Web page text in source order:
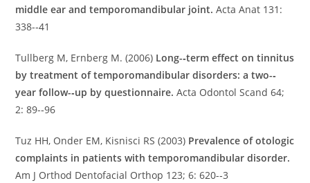
middle ear and temporomandibular joint. Acta Anat 131:
338-­‐41
Tullberg M, Ernberg M. (2006) Long-­‐term effect on tinnitus
by treatment of temporomandibular disorders: a two-­‐
year follow-­‐up by questionnaire. Acta Odontol Scand 64;
2: 89-­‐96
Tuz HH, Onder EM, Kisnisci RS (2003) Prevalence of otologic
complaints in patients with temporomandibular disorder.
Am J Orthod Dentofacial Orthop 123; 6: 620-­‐3